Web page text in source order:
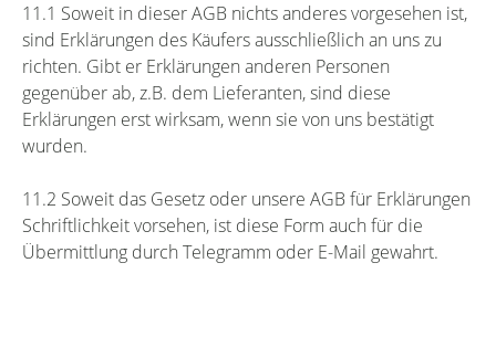
11.1 Soweit in dieser AGB nichts anderes vorgesehen ist,
sind Erklärungen des Käufers ausschließlich an uns zu
richten. Gibt er Erklärungen anderen Personen
gegenüber ab, z.B. dem Lieferanten, sind diese
Erklärungen erst wirksam, wenn sie von uns bestätigt
wurden.
11.2 Soweit das Gesetz oder unsere AGB für Erklärungen
Schriftlichkeit vorsehen, ist diese Form auch für die
Übermittlung durch Telegramm oder E-Mail gewahrt.